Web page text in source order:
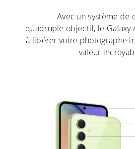
Avec un système de
quadruple objectif, le Galaxy
à libérer votre photographe
valeur